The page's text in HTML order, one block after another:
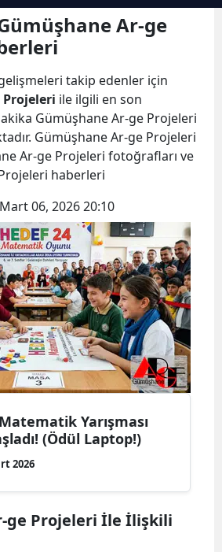
Bilecik
Bitlis
Bolu
Burdur
Bursa
Çanakkale
Çankırı
Çorum
Denizli
Diyarbakır
Edirne
Erzincan
Ar-ge
takip edenler için
Projeleri ile ilgili en son
Gümüşhane Ar-ge Projeleri
Gümüşhane Ar-ge Projeleri
Ar-ge Projeleri fotoğrafları ve
haberleri
Mart 06, 2026 20:10
Yarışması
(Ödül Laptop!)
2026
ge Projeleri İle İlişkili